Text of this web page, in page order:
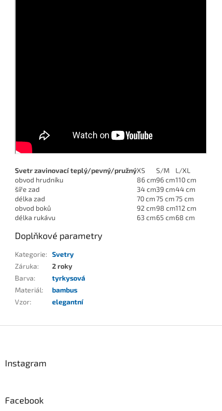
Svetr zavinovací teplý/pevný/pružnýXS S/M
L/XL
obvod hrudníku
86 cm96 cm110 cm
šíře zad
34 cm39 cm44 cm
délka zad
70 cm75 cm75 cm
obvod boků
92 cm98 cm112 cm
délka rukávu
63 cm65 cm68 cm
Doplňkové parametry
Kategorie: Svetry
Záruka:
2 roky
Barva:
tyrkysová
Materiál:
bambus
Vzor: elegantní
Instagram
Facebook